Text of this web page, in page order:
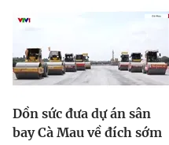
Dồn sức đưa dự án sân
bay Cà Mau về đích sớm